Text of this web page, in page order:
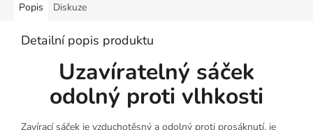
Popis Diskuze
Detailní popis produktu
Uzavíratelný sáček
odolný proti vlhkosti
Zavírací sáček je vzduchotěsný a odolný proti prosáknutí, je